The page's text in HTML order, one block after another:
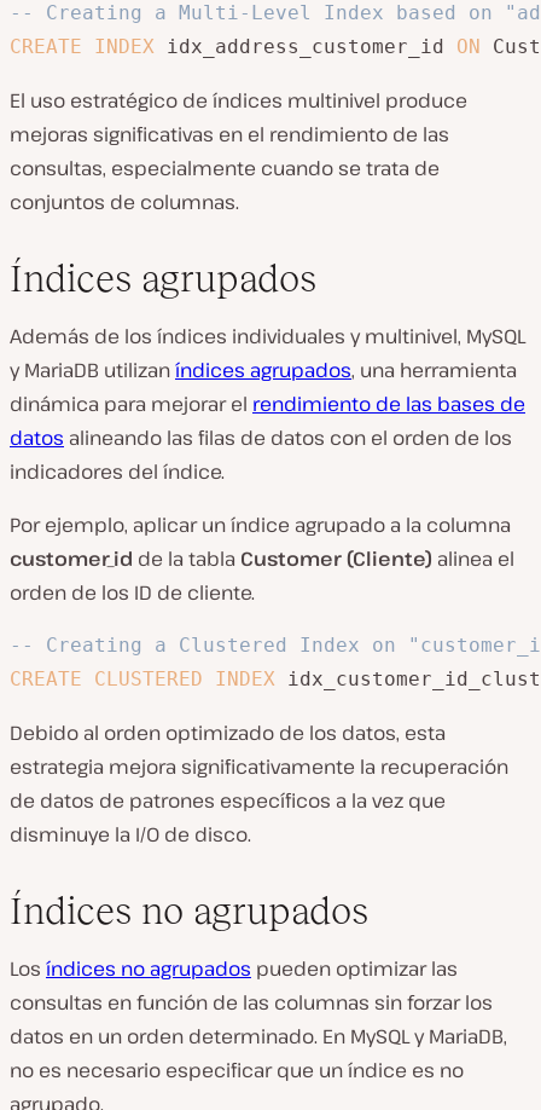
-- Creating a Multi-Level Index based on
CREATE
INDEX idx_address_customer_id ON
El uso estratégico de índices multinivel produce
mejoras significativas en el rendimiento de las
consultas, especialmente cuando se trata de
conjuntos de columnas.
Índices agrupados
Además de los índices individuales y multinivel, MySQL
y MariaDB utilizaníndices agrupados, una herramienta
dinámica para mejorar el rendimiento de las bases de
datos alineando las filas de datos con el orden de los
indicadores del índice.
Por ejemplo, aplicar un índice agrupado a la columna
customer_id de la tabla Customer (Cliente) alinea el
orden de los ID de cliente.
-- Creating a Clustered Index on
CREATE
CLUSTERED INDEX
Debido al orden optimizado de los datos, esta
estrategia mejora significativamente la recuperación
de datos de patrones específicos a la vez que
disminuye la I/O de disco.
Índices no agrupados
Los índices no agrupados pueden optimizar las
consultas en función de las columnas sin forzar los
datos en un orden determinado. En MySQL y MariaDB,
no es necesario especificar que un índice es no
agrupado.